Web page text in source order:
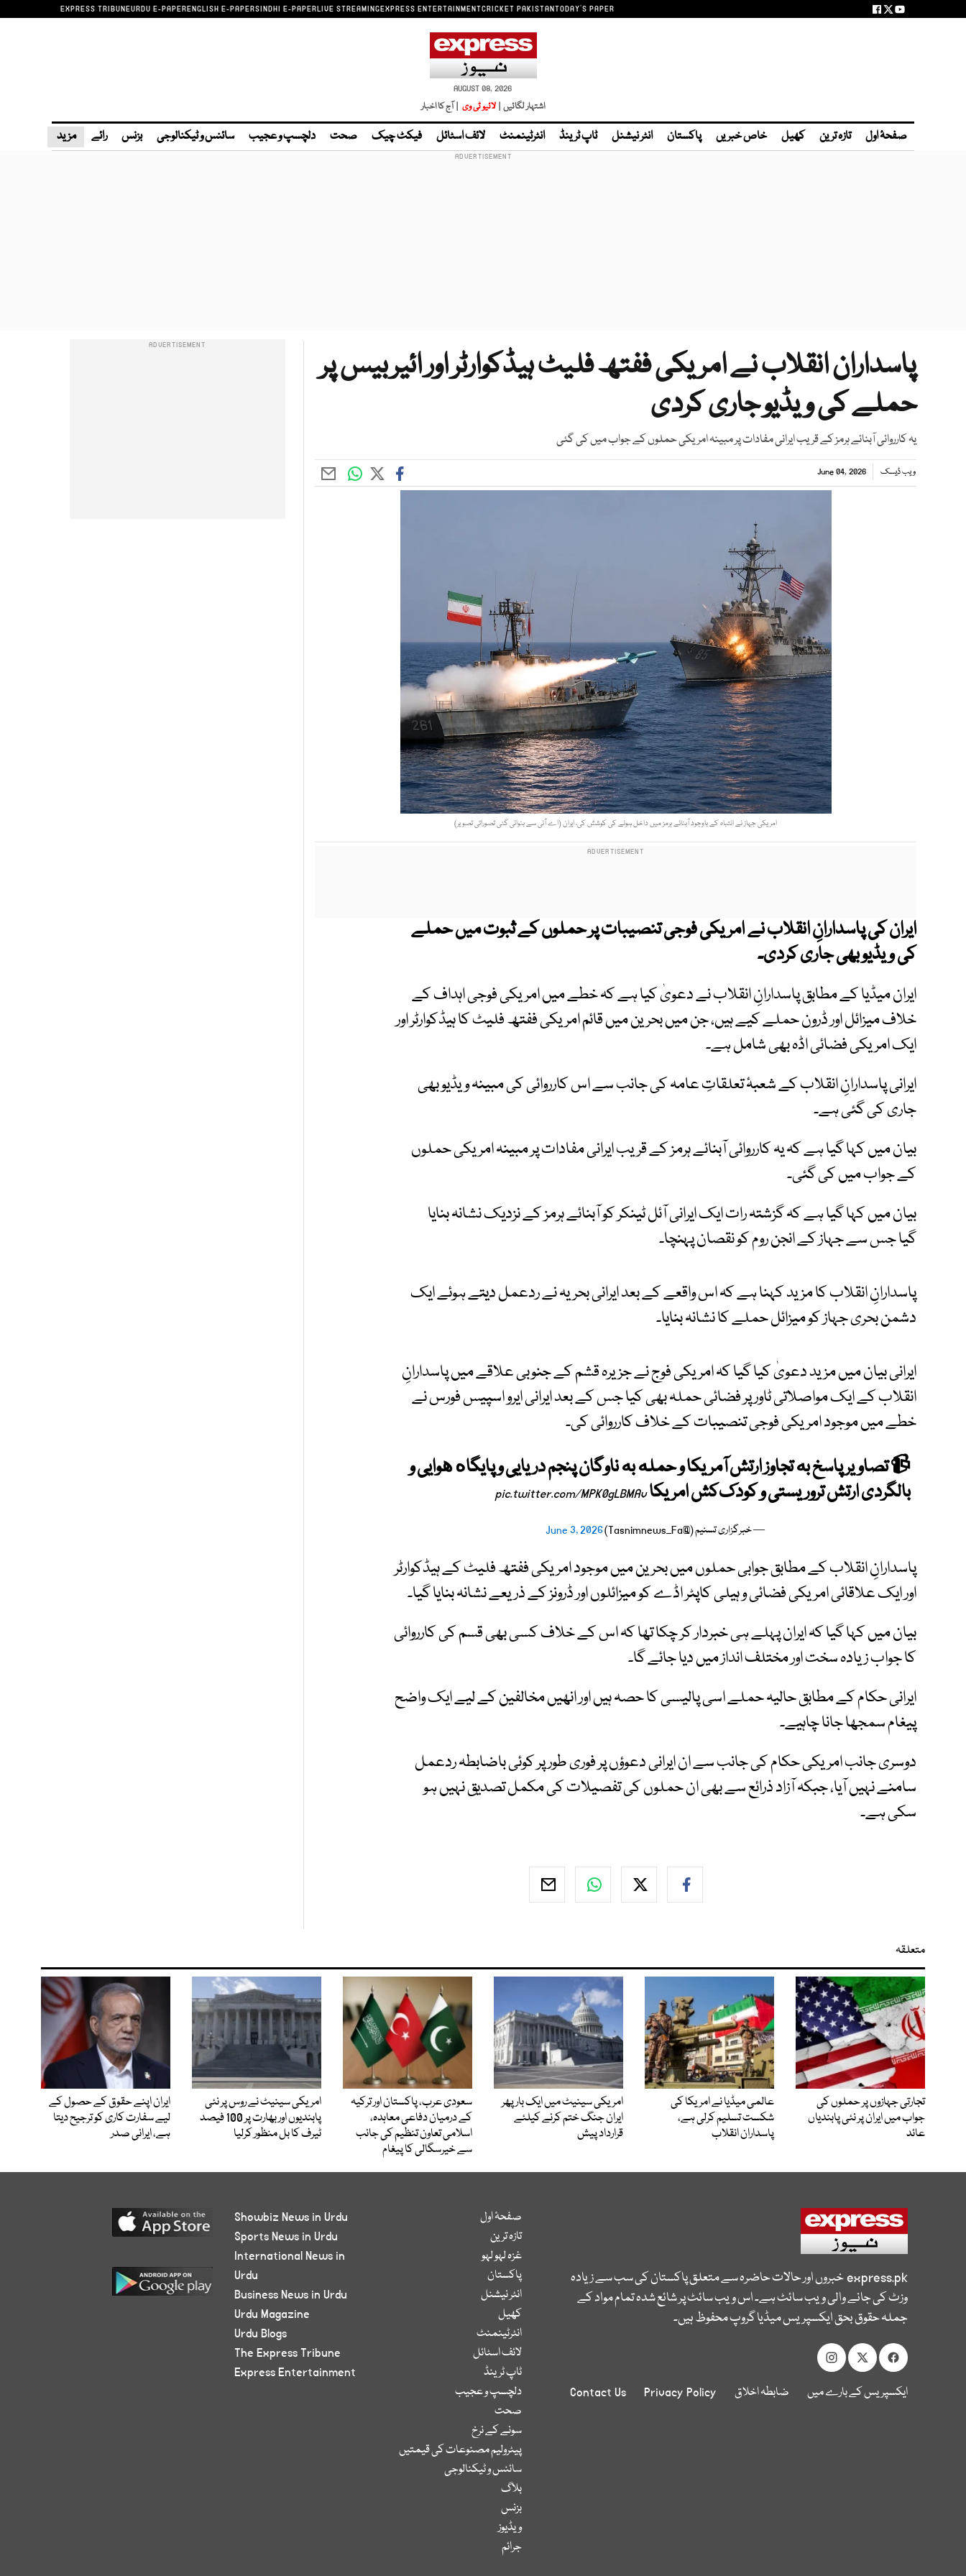
EXPRESS TRIBUNEURDU E-PAPERENGLISH E-PAPERSINDHI E-PAPERLIVE STREAMINGEXPRESS ENTERTAINMENTCRICKET PAKISTANTODAY'S PAPER
AUGUST 08, 2026
اشتہار لگائیں | لائیو ٹی وی | آج کا اخبار
صفحۂ اول تازہ ترین کھیل خاص خبریں پاکستان انٹر نیشنل ٹاپ ٹرینڈ انٹرٹینمنٹ لائف اسٹائل فیکٹ چیک صحت دلچسپ و عجیب سائنس و ٹیکنالوجی بزنس رائے مزید
پاسداران انقلاب نے امریکی ففتھ فلیٹ ہیڈکوارٹر اور ائیربیس پر
حملے کی ویڈیو جاری کردی
یہ کارروائی آبنائے ہرمز کے قریب ایرانی مفادات پر مبینہ امریکی حملوں کے جواب میں کی گئی
ویب ڈیسک June 04, 2026
امریکی جہاز نے انتباہ کے باوجود آبنائے ہرمز میں داخل ہونے کی کوشش کی، ایران (اے آئی سے بنوائی گئی تصوراتی تصویر)
ایران کی پاسدارانِ انقلاب نے امریکی فوجی تنصیبات پر حملوں کے ثبوت میں حملے
کی ویڈیو بھی جاری کردی۔
ایران میڈیا کے مطابق پاسدارانِ انقلاب نے دعویٰ کیا ہے کہ خطے میں امریکی فوجی اہداف کے
خلاف میزائل اور ڈرون حملے کیے ہیں، جن میں بحرین میں قائم امریکی ففتھ فلیٹ کا ہیڈکوارٹر اور
ایک امریکی فضائی اڈہ بھی شامل ہے۔
ایرانی پاسدارانِ انقلاب کے شعبۂ تعلقاتِ عامہ کی جانب سے اس کارروائی کی مبینہ ویڈیو بھی
جاری کی گئی ہے۔
بیان میں کہا گیا ہے کہ یہ کارروائی آبنائے ہرمز کے قریب ایرانی مفادات پر مبینہ امریکی حملوں
کے جواب میں کی گئی۔
بیان میں کہا گیا ہے کہ گزشتہ رات ایک ایرانی آئل ٹینکر کو آبنائے ہرمز کے نزدیک نشانہ بنایا
گیا جس سے جہاز کے انجن روم کو نقصان پہنچا۔
پاسدارانِ انقلاب کا مزید کہنا ہے کہ اس واقعے کے بعد ایرانی بحریہ نے ردعمل دیتے ہوئے ایک
دشمن بحری جہاز کو میزائل حملے کا نشانہ بنایا۔
ایرانی بیان میں مزید دعویٰ کیا گیا کہ امریکی فوج نے جزیرہ قشم کے جنوبی علاقے میں پاسدارانِ
انقلاب کے ایک مواصلاتی ٹاور پر فضائی حملہ بھی کیا جس کے بعد ایرانی ایرو اسپیس فورس نے
خطے میں موجود امریکی فوجی تنصیبات کے خلاف کارروائی کی۔
📹 تصاویر پاسخ به تجاوز ارتش آمریکا و حمله به ناوگان پنجم دریایی و پایگاه هوایی و
بالگردی ارتش تروریستی و کودک‌کش امریکاpic.twitter.com/MPK0gLBMAv
— خبرگزاری تسنیم (@Tasnimnews_Fa) June 3, 2026
پاسدارانِ انقلاب کے مطابق جوابی حملوں میں بحرین میں موجود امریکی ففتھ فلیٹ کے ہیڈکوارٹر
اور ایک علاقائی امریکی فضائی و ہیلی کاپٹر اڈے کو میزائلوں اور ڈرونز کے ذریعے نشانہ بنایا گیا۔
بیان میں کہا گیا کہ ایران پہلے ہی خبردار کر چکا تھا کہ اس کے خلاف کسی بھی قسم کی کارروائی
کا جواب زیادہ سخت اور مختلف انداز میں دیا جائے گا۔
ایرانی حکام کے مطابق حالیہ حملے اسی پالیسی کا حصہ ہیں اور انھیں مخالفین کے لیے ایک واضح
پیغام سمجھا جانا چاہیے۔
دوسری جانب امریکی حکام کی جانب سے ان ایرانی دعوؤں پر فوری طور پر کوئی باضابطہ ردعمل
سامنے نہیں آیا، جبکہ آزاد ذرائع سے بھی ان حملوں کی تفصیلات کی مکمل تصدیق نہیں ہو
سکی ہے۔
متعلقہ
تجارتی جہازوں پر حملوں کی
جواب میں ایران پر نئی پابندیاں
عائد
عالمی میڈیا نے امریکا کی
شکست تسلیم کرلی ہے،
پاسداران انقلاب
امریکی سینیٹ میں ایک بار پھر
ایران جنگ ختم کرنے کیلئے
قرارداد پیش
سعودی عرب، پاکستان اور ترکیہ
کے درمیان دفاعی معاہدہ،
اسلامی تعاون تنظیم کی جانب
سے خیرسگالی کا پیغام
امریکی سینیٹ نے روس پر نئی
پابندیوں اور بھارت پر 100 فیصد
ٹیرف کا بل منظور کرلیا
ایران اپنے حقوق کے حصول کے
لیے سفارت کاری کو ترجیح دیتا
ہے، ایرانی صدر
express.pkخبروں اور حالات حاضرہ سے متعلق پاکستان کی سب سے زیادہ
وزٹ کی جانے والی ویب سائٹ ہے۔ اس ویب سائٹ پر شائع شدہ تمام مواد کے
جملہ حقوق بحق ایکسپریس میڈیا گروپ محفوظ ہیں۔
ایکسپریس کے بارے میں ضابطہ اخلاق Privacy Policy
Contact Us
صفحۂ اول
تازہ ترین
غزہ لہو لہو
پاکستان
انٹر نیشنل
کھیل
انٹرٹینمنٹ
لائف اسٹائل
ٹاپ ٹرینڈ
دلچسپ و عجیب
صحت
سونے کے نرخ
پیٹرولیم مصنوعات کی قیمتیں
سائنس و ٹیکنالوجی
بلاگ
بزنس
ویڈیوز
جرائم
Showbiz News in Urdu
Sports News in Urdu
International News in
Urdu
Business News in Urdu
Urdu Magazine
Urdu Blogs
The Express Tribune
Express Entertainment